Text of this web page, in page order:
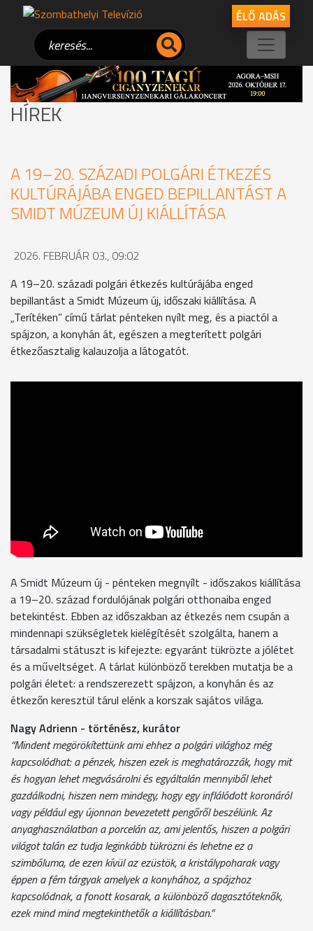
ÉLŐ ADÁS
HÍREK
A 19–20. SZÁZADI POLGÁRI ÉTKEZÉS
KULTÚRÁJÁBA ENGED BEPILLANTÁST A
SMIDT MÚZEUM ÚJ KIÁLLÍTÁSA
2026. FEBRUÁR 03., 09:02
A 19–20. századi polgári étkezés kultúrájába enged
bepillantást a Smidt Múzeum új, időszaki kiállítása. A
„Terítéken” című tárlat pénteken nyílt meg, és a piactól a
spájzon, a konyhán át, egészen a megterített polgári
étkezőasztalig kalauzolja a látogatót.
A Smidt Múzeum új - pénteken megnyílt - időszakos kiállítása
a 19–20. század fordulójának polgári otthonaiba enged
betekintést. Ebben az időszakban az étkezés nem csupán a
mindennapi szükségletek kielégítését szolgálta, hanem a
társadalmi státuszt is kifejezte: egyaránt tükrözte a jólétet
és a műveltséget. A tárlat különböző terekben mutatja be a
polgári életet: a rendszerezett spájzon, a konyhán és az
étkezőn keresztül tárul elénk a korszak sajátos világa.
Nagy Adrienn - történész, kurátor
“Mindent megörökítettünk ami ehhez a polgári világhoz még
kapcsolódhat: a pénzek, hiszen ezek is meghatározzák, hogy mit
és hogyan lehet megvásárolni és egyáltalán mennyiből lehet
gazdálkodni, hiszen nem mindegy, hogy egy inflálódott koronáról
vagy például egy újonnan bevezetett pengőről beszélünk. Az
anyaghasználatban a porcelán az, ami jelentős, hiszen a polgári
világot talán ez tudja leginkább tükrözni és lehetne ez a
szimbóluma, de ezen kívül az ezüstök, a kristálypoharak vagy
éppen a fém tárgyak amelyek a konyhához, a spájzhoz
kapcsolódnak, a fonott kosarak, a különböző dagasztóteknők,
ezek mind mind megtekinthetők a kiállításban.”